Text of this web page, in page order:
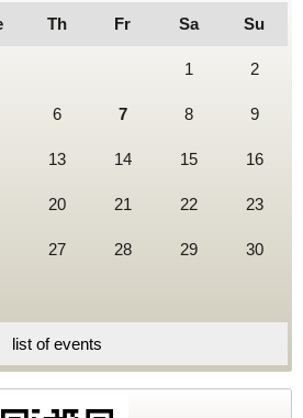
Th Fr Sa Su
1 2
6 7 8 9
13 14 15 16
20 21 22 23
27 28 29 30
list of events